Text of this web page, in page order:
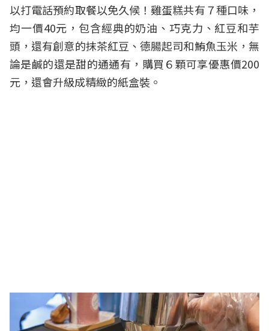
以打電話預約取餐以免久候！雞蛋糕共有７種口味，
均一價40元，包含經典的奶油、巧克力、紅豆和芋
頭，還有創意的抹茶紅豆、德腸起司和鮪魚玉米，無
論是鹹的還是甜的通通有，購買６顆可享優惠價200
元，還會升級成精緻的紙盒裝。